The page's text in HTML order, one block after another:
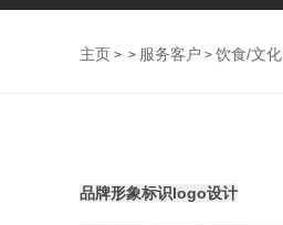
主页 > > 服务客户 > 饮食/文化
品牌形象标识logo设计